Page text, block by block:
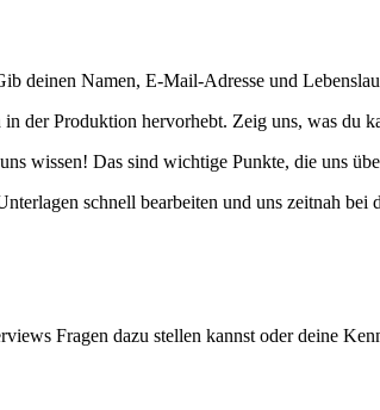
deinen Namen, E-Mail-Adresse und
der Produktion hervorhebt. Zeig uns, was du
wissen! Das sind wichtige Punkte, die uns
schnell bearbeiten und uns zeitnah
Fragen dazu stellen kannst oder deine